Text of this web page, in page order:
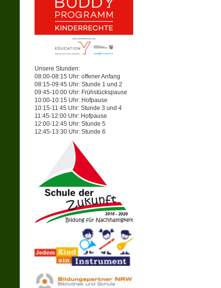
Unsere Stunden:
08:00-08:15 Uhr: offener Anfang
08:15-09:45 Uhr: Stunde 1 und 2
09:45-10:00 Uhr: Frühstückspause
10:00-10:15 Uhr: Hofpause
10:15-11:45 Uhr: Stunde 3 und 4
11:45-12:00 Uhr: Hofpause
12:00-12:45 Uhr: Stunde 5
12:45-13:30 Uhr: Stunde 6